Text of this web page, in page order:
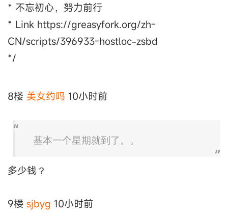
* 不忘初心，努力前行
* Link https://greasyfork.org/zh-
CN/scripts/396933-hostloc-zsbd
*/
8楼 美女约吗 10小时前
基本一个星期就到了。。
多少钱？
9楼 sjbyg 10小时前